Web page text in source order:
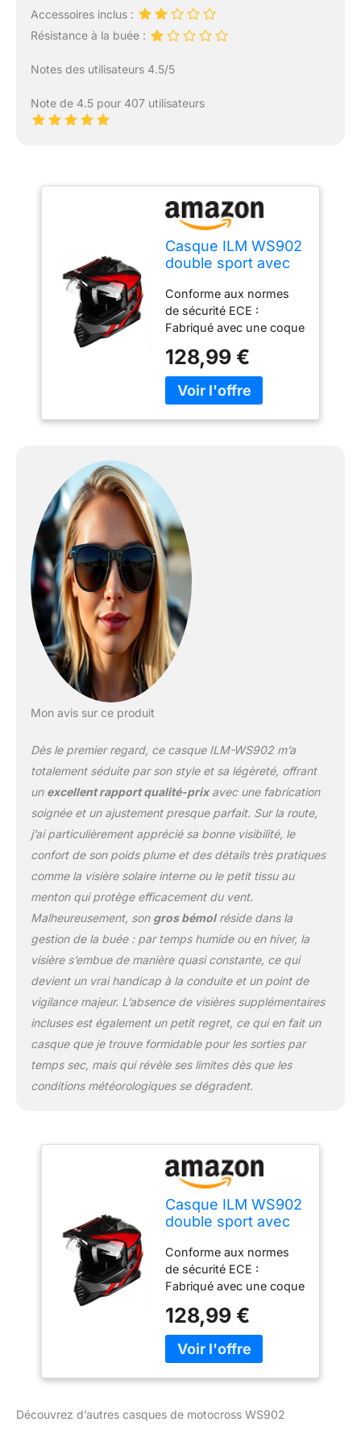
Accessoires inclus :
Résistance à la buée :
Notes des utilisateurs 4.5/5
Note de 4.5 pour 407 utilisateurs
Casque ILM WS902
double sport avec
compatible Pinlock,
motoneige, VTT,
moto tout-terrain,
taille M
Conforme aux normes
de sécurité ECE :
Fabriqué avec une coque
en EPS pour maximiser la
protection en cas de
collision. Système à
une excellente vision
périphérique et est livrée
avec un écran solaire
Pinlock 30 préinstallé.
L'écran solaire interne
soleil de pénétrer dans
vos yeux. Ventilation : Le
système de ventilation à
sept positions autour de
ce casque bi-sport
amovibles ont moins de
coutures pour réduire les
points de tension sur le
cuir chevelu du porteur.
Fermeture rapide et
protège-menton
amovible.
128,99 €
Mon avis sur ce produit
Dès le premier regard, ce casque ILM-WS902 m’a
totalement séduite par son style et sa légèreté, offrant
un excellent rapport qualité-prixavec une fabrication
soignée et un ajustement presque parfait. Sur la route,
j’ai particulièrement apprécié sa bonne visibilité, le
confort de son poids plume et des détails très pratiques
comme la visière solaire interne ou le petit tissu au
menton qui protège efficacement du vent.
Malheureusement, son gros bémolréside dans la
gestion de la buée : par temps humide ou en hiver, la
visière s’embue de manière quasi constante, ce qui
devient un vrai handicap à la conduite et un point de
vigilance majeur. L’absence de visières supplémentaires
incluses est également un petit regret, ce qui en fait un
casque que je trouve formidable pour les sorties par
temps sec, mais qui révèle ses limites dès que les
conditions météorologiques se dégradent.
Casque ILM WS902
double sport avec
compatible Pinlock,
motoneige, VTT,
moto tout-terrain,
taille M
Conforme aux normes
de sécurité ECE :
Fabriqué avec une coque
en EPS pour maximiser la
protection en cas de
collision. Système à
surmontant un orifice
128,99 €
Découvrez d’autres casques de motocross WS902